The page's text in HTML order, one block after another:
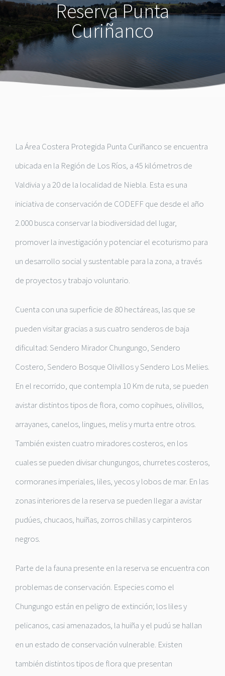
Reserva Punta
Curiñanco
La Área Costera Protegida Punta Curiñanco se encuentra
ubicada en la Región de Los Ríos, a 45 kilómetros de
Valdivia y a 20 de la localidad de Niebla. Esta es una
iniciativa de conservación de CODEFF que desde el año
2.000 busca conservar la biodiversidad del lugar,
promover la investigación y potenciar el ecoturismo para
un desarrollo social y sustentable para la zona, a través
de proyectos y trabajo voluntario.
Cuenta con una superficie de 80 hectáreas, las que se
pueden visitar gracias a sus cuatro senderos de baja
dificultad: Sendero Mirador Chungungo, Sendero
Costero, Sendero Bosque Olivillos y Sendero Los Melies.
En el recorrido, que contempla 10 Km de ruta, se pueden
avistar distintos tipos de flora, como copihues, olivillos,
arrayanes, canelos, lingues, melis y murta entre otros.
También existen cuatro miradores costeros, en los
cuales se pueden divisar chungungos, churretes costeros,
cormoranes imperiales, liles, yecos y lobos de mar. En las
zonas interiores de la reserva se pueden llegar a avistar
pudúes, chucaos, huiñas, zorros chillas y carpinteros
negros.
Parte de la fauna presente en la reserva se encuentra con
problemas de conservación. Especies como el
Chungungo están en peligro de extinción; los liles y
pelicanos, casi amenazados, la huiña y el pudú se hallan
en un estado de conservación vulnerable. Existen
también distintos tipos de flora que presentan